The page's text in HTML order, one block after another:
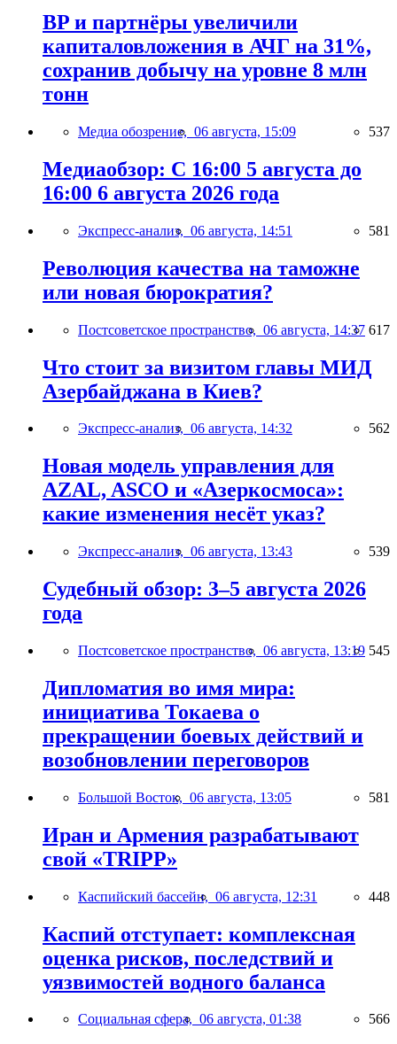
BP и партнёры увеличили
капиталовложения в АЧГ на 31%,
сохранив добычу на уровне 8 млн
тонн
Медиа обозрение, 06 августа, 15:09 537
Медиаобзор: С 16:00 5 августа до
16:00 6 августа 2026 года
Экспресс-анализ, 06 августа, 14:51 581
Революция качества на таможне
или новая бюрократия?
Постсоветское пространство, 06 августа, 14:37 617
Что стоит за визитом главы МИД
Азербайджана в Киев?
Экспресс-анализ, 06 августа, 14:32 562
Новая модель управления для
AZAL, ASCO и «Азеркосмоса»:
какие изменения несёт указ?
Экспресс-анализ, 06 августа, 13:43 539
Судебный обзор: 3–5 августа 2026
года
Постсоветское пространство, 06 августа, 13:19 545
Дипломатия во имя мира:
инициатива Токаева о
прекращении боевых действий и
возобновлении переговоров
Большой Восток, 06 августа, 13:05 581
Иран и Армения разрабатывают
свой «TRIPP»
Каспийский бассейн, 06 августа, 12:31 448
Каспий отступает: комплексная
оценка рисков, последствий и
уязвимостей водного баланса
Социальная сфера, 06 августа, 01:38 566